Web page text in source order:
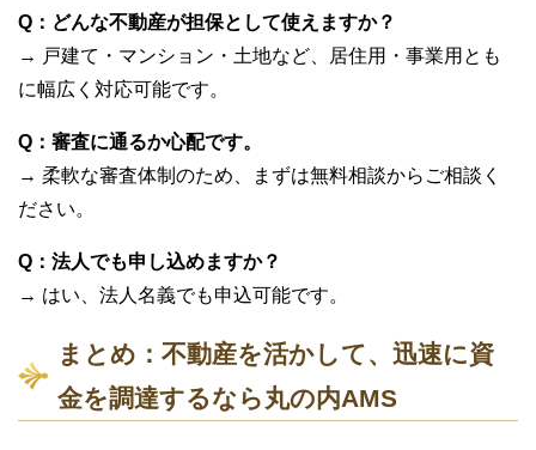
Q：どんな不動産が担保として使えますか？
→ 戸建て・マンション・土地など、居住用・事業用とも
に幅広く対応可能です。
Q：審査に通るか心配です。
→ 柔軟な審査体制のため、まずは無料相談からご相談く
ださい。
Q：法人でも申し込めますか？
→ はい、法人名義でも申込可能です。
まとめ：不動産を活かして、迅速に資
金を調達するなら丸の内AMS